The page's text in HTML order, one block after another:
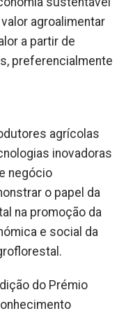
agroalimentar
a partir de
preferencialmente
agrícolas
inovadoras
negócio
o papel da
na promoção da
e social da
do Prémio